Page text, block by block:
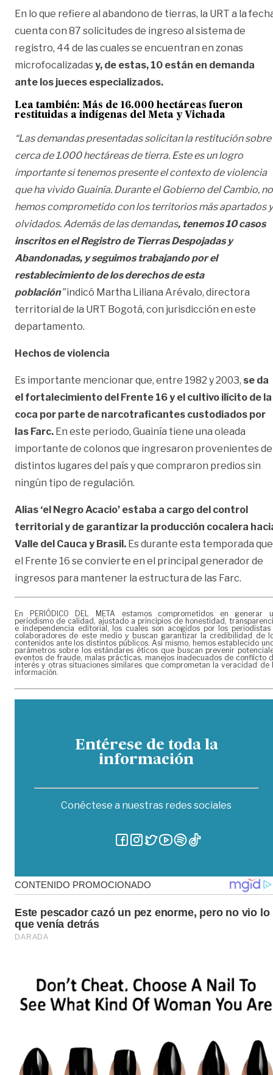
En lo que refiere al abandono de tierras, la URT a la
cuenta con 87 solicitudes de ingreso al sistema de
registro, 44 de las cuales se encuentran en zonas
microfocalizadasy, de estas, 10 están en demanda
ante los jueces especializados.
Lea también: Más de 16.000 hectáreas fueron
restituidas a indígenas del Meta y Vichada
“Las demandas presentadas solicitan la restitución sobre
cerca de 1.000 hectáreas de tierra. Este es un logro
importante si tenemos presente el contexto de violencia
que ha vivido Guainía. Durante el Gobierno del Cambio,
hemos comprometido con los territorios más apartados y
olvidados. Además de las demandas, tenemos 10 casos
inscritos en el Registro de Tierras Despojadas y
Abandonadas, y seguimos trabajando por el
restablecimiento de los derechos de esta
población”indicó Martha Liliana Arévalo, directora
territorial de la URT Bogotá, con jurisdicción en este
departamento.
Hechos de violencia
Es importante mencionar que, entre 1982 y 2003, se da
el fortalecimiento del Frente 16 y el cultivo ilícito de la
coca por parte de narcotraficantes custodiados por
las Farc. En este periodo, Guainía tiene una oleada
importante de colonos que ingresaron provenientes de
distintos lugares del país y que compraron predios sin
ningún tipo de regulación.
Alias ‘el Negro Acacio’ estaba a cargo del control
territorial y de garantizar la producción cocalera
Valle del Cauca y Brasil. Es durante esta temporada que
el Frente 16 se convierte en el principal generador de
ingresos para mantener la estructura de las Farc.
En PERIÓDICO DEL META estamos comprometidos en generar
periodismo de calidad, ajustado a principios de honestidad,
e independencia editorial, los cuales son acogidos por los periodistas
colaboradores de este medio y buscan garantizar la credibilidad de
contenidos ante los distintos públicos. Así mismo, hemos establecido
parámetros sobre los estándares éticos que buscan prevenir
eventos de fraude, malas prácticas, manejos inadecuados de conflicto
interés y otras situaciones similares que comprometan la veracidad de
información.
Entérese de toda la
información
Conéctese a nuestras redes sociales